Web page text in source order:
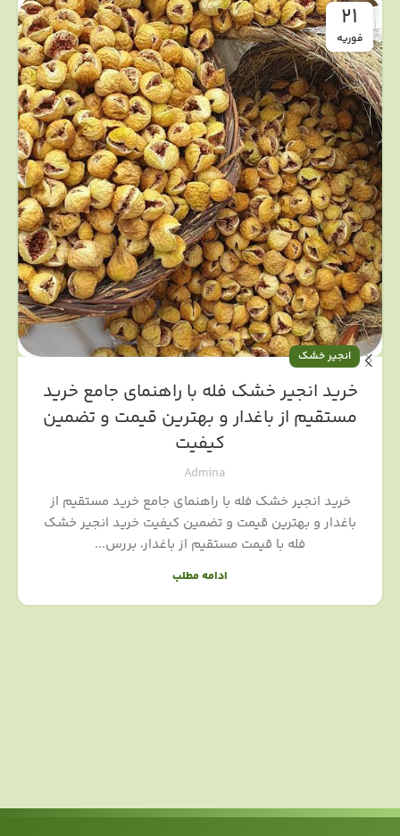
21
فوریه
انجیر خشک
خرید انجیر خشک فله با راهنمای جامع خرید
مستقیم از باغدار و بهترین قیمت و تضمین
کیفیت
Admina
خرید انجیر خشک فله با راهنمای جامع خرید مستقیم از
باغدار و بهترین قیمت و تضمین کیفیت خرید انجیر خشک
فله با قیمت مستقیم از باغدار، بررس...
ادامه مطلب